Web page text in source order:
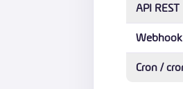
API REST
Webhook
Cron /